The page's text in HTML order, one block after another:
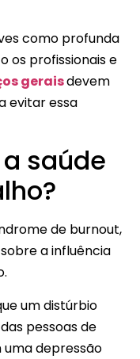
como profunda
os profissionais e
geraisdevem
evitar essa
saúde
de burnout,
a influência
um distúrbio
pessoas de
depressão